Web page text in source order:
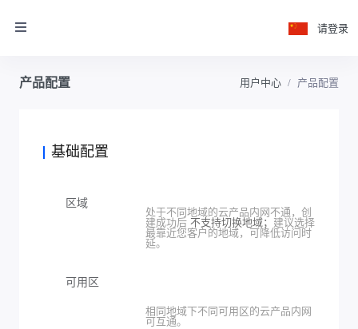
请登录
产品配置 用户中心 产品配置
基础配置
区域
处于不同地域的云产品内网不通，创
建成功后 不支持切换地域； 建议选择
最靠近您客户的地域，可降低访问时
延。
可用区
相同地域下不同可用区的云产品内网
可互通。